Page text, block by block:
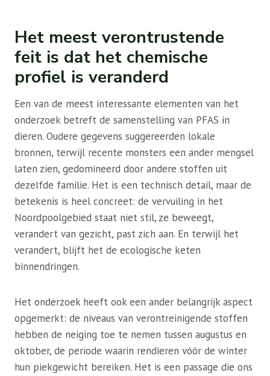
Het meest verontrustende
feit is dat het chemische
profiel is veranderd
Een van de meest interessante elementen van het
onderzoek betreft de samenstelling van PFAS in
dieren. Oudere gegevens suggereerden lokale
bronnen, terwijl recente monsters een ander mengsel
laten zien, gedomineerd door andere stoffen uit
dezelfde familie. Het is een technisch detail, maar de
betekenis is heel concreet: de vervuiling in het
Noordpoolgebied staat niet stil, ze beweegt,
verandert van gezicht, past zich aan. En terwijl het
verandert, blijft het de ecologische keten
binnendringen.
Het onderzoek heeft ook een ander belangrijk aspect
opgemerkt: de niveaus van verontreinigende stoffen
hebben de neiging toe te nemen tussen augustus en
oktober, de periode waarin rendieren vóór de winter
hun piekgewicht bereiken. Het is een passage die ons